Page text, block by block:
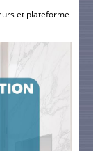
et plateforme